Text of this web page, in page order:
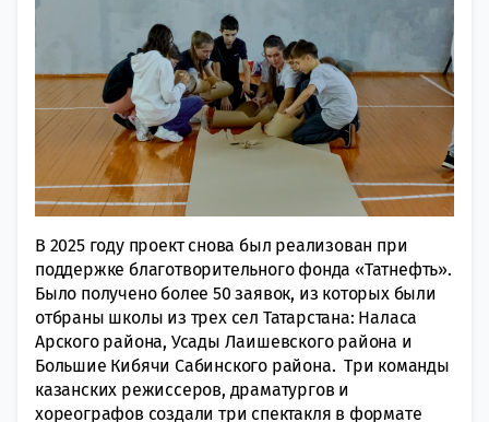
В 2025 году проект снова был реализован при
поддержке благотворительного фонда «Татнефть».
Было получено более 50 заявок, из которых были
отбраны школы из трех сел Татарстана: Наласа
Арского района, Усады Лаишевского района и
Большие Кибячи Сабинского района. Три команды
казанских режиссеров, драматургов и
хореографов создали три спектакля в формате